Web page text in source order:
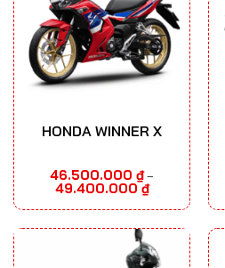
HONDA WINNER X
46.500.000 ₫ –
49.400.000₫Khoảng
giá:
49.400.000 ₫